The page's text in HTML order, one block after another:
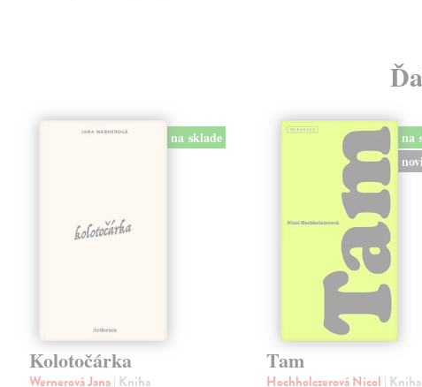
na sklade
Kolotočárka
Wernerová Jana| Kniha
na
Tam
Hochholczerová Nicol | Kniha